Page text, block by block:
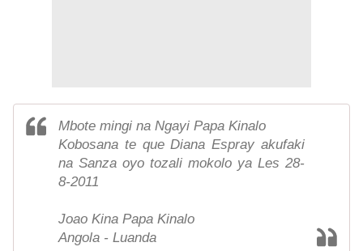
Mbote mingi na Ngayi Papa Kinalo
Kobosana te que Diana Espray akufaki
na Sanza oyo tozali mokolo ya Les 28-
8-2011
Joao Kina Papa Kinalo
Angola - Luanda